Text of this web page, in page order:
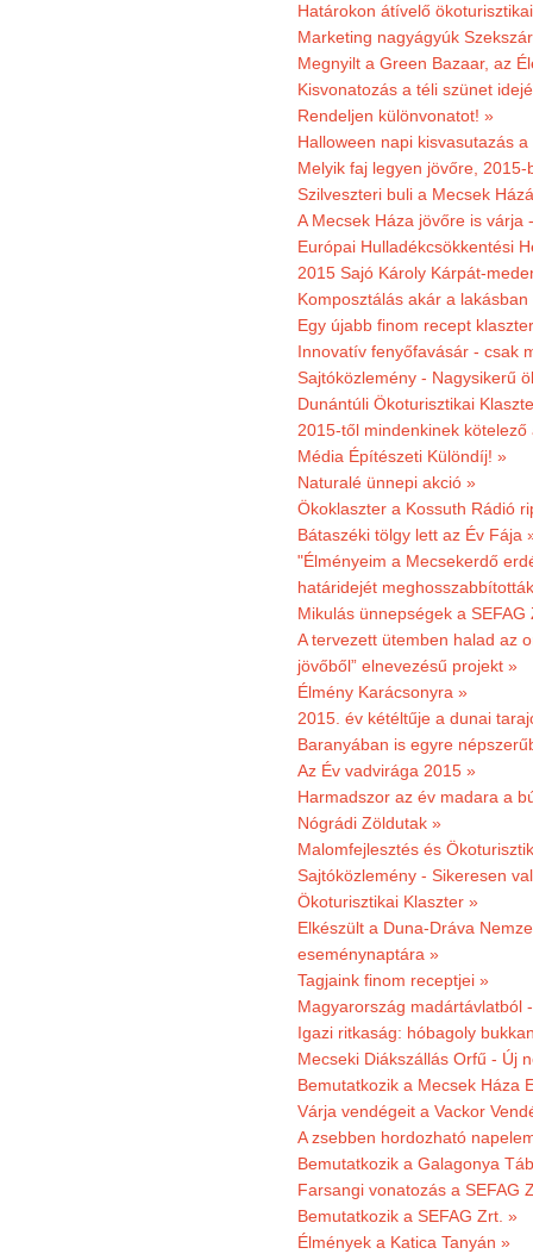
Határokon átívelő
Marketing nagyágyúk
Megnyilt a Green Bazaar, az
Kisvonatozás a téli szünet
Rendeljen különvonatot! »
Halloween napi kisvasutazás
Melyik faj legyen jövőre,
Szilveszteri buli a Mecsek
A Mecsek Háza jövőre is várja
Európai Hulladékcsökkentési
2015 Sajó Károly Kárpát-
Komposztálás akár a lakásban
Egy újabb finom recept
Innovatív fenyőfavásár - csak
Sajtóközlemény - Nagysikerű
Dunántúli Ökoturisztikai
2015-től mindenkinek
Média Építészeti Különdíj! »
Naturalé ünnepi akció »
Ökoklaszter a Kossuth Rádió
Bátaszéki tölgy lett az Év Fája
"Élményeim a Mecsekerdő
határidejét
Mikulás ünnepségek a SEFAG
A tervezett ütemben halad az
jövőből” elnevezésű projekt »
Élmény Karácsonyra »
2015. év kétéltűje a dunai
Baranyában is egyre
Az Év vadvirága 2015 »
Harmadszor az év madara a
Nógrádi Zöldutak »
Malomfejlesztés és
Sajtóközlemény - Sikeresen
Ökoturisztikai Klaszter »
Elkészült a Duna-Dráva
eseménynaptára »
Tagjaink finom receptjei »
Magyarország madártávlatból
Igazi ritkaság: hóbagoly
Mecseki Diákszállás Orfű - Új
Bemutatkozik a Mecsek Háza
Várja vendégeit a Vackor
A zsebben hordozható
Bemutatkozik a Galagonya
Farsangi vonatozás a SEFAG
Bemutatkozik a SEFAG Zrt. »
Élmények a Katica Tanyán »